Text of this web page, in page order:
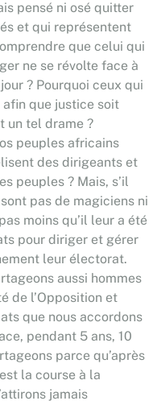
pensé ni osé quitter
et qui représentent
que celui qui
ne se révolte face à
? Pourquoi ceux qui
que justice soit
un tel drame ?
peuples africains
des dirigeants et
peuples ? Mais, s’il
pas de magiciens ni
moins qu’il leur a été
pour diriger et gérer
leur électorat.
aussi hommes
de l’Opposition et
que nous accordons
pendant 5 ans, 10
parce qu’après
la course à la
jamais